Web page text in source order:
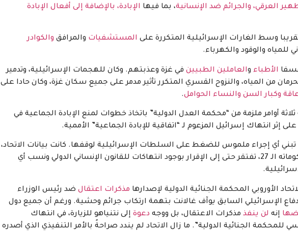
العرقي، والجرائم ضد الإنسانية، بما فيها الإبادة، بالإضافة إلى أفعال الإبادة
وسط الغارات الإسرائيلية المتكررة على المستشفيات والمرافق والكوادر
للمياه والوقود والكهرباء.
الأطباء والعاملين الطبيين في غزة وعذبتهم. وكان للهجمات الإسرائيلية، وتدمير
من المياه، والنزوح القسري المتكرر تأثير مدمر على جميع سكان غزة، وكان حادا على
وكبار السن والنساء الحوامل.
أوامر ملزمة من “محكمة العدل الدولية” باتخاذ خطوات لمنع الإبادة الجماعية في
إثر انتهاك إسرائيل المزعوم لـ “اتفاقية للإبادة الجماعية” الأممية.
أي إجراء ملموس للضغط على السلطات الإسرائيلية لوقفها. كانت بيانات الاتحاد،
التي تتطلب موافقة بالإجماع من حكوماته الـ 27، تفتقر حتى إلى الإقرار بوجود انتهاكات للقانون الإنساني الدولي ونسب أي
الأوروبي المحكمة الجنائية الدولية لإصدارها مذكرات اعتقال ضد رئيس الوزراء
الدفاع الإسرائيلي السابق يوآف غالانت بتهمة ارتكاب جرائم وحشية. ورغم أن جميع دول
إنه لن ينفذ مذكرات الاعتقال، بل ووجه دعوة إلى نتنياهو للزيارة، في انتهاك
للمحكمة الجنائية الدولية”. ما زال الاتحاد لم يندد صراحةً بالأمر التنفيذي الذي أصدره